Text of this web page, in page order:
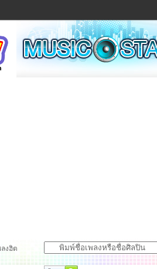
ข่าวด่วน
ละคร
ลงฮิต